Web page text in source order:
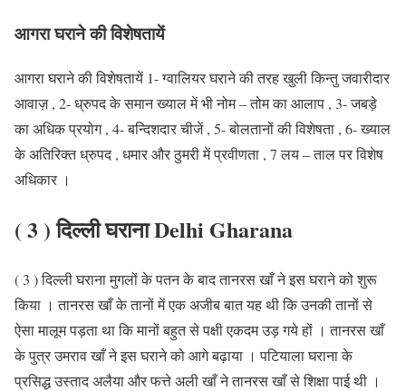
आगरा घराने की विशेषतायें
आगरा घराने की विशेषतायें 1- ग्वालियर घराने की तरह खुली किन्तु जवारीदार
आवाज़ , 2- ध्रुपद के समान ख्याल में भी नोम – तोम का आलाप , 3- जबड़े
का अधिक प्रयोग , 4- बन्दिशदार चीजें , 5- बोलतानों की विशेषता , 6- ख्याल
के अतिरिक्त ध्रुपद , धमार और ठुमरी में प्रवीणता , 7 लय – ताल पर विशेष
अधिकार ।
( 3 ) दिल्ली घराना Delhi Gharana
( 3 ) दिल्ली घराना मुगलों के पतन के बाद तानरस खाँ ने इस घराने को शुरू
किया । तानरस खाँ के तानों में एक अजीब बात यह थी कि उनकी तानों से
ऐसा मालूम पड़ता था कि मानों बहुत से पक्षी एकदम उड़ गये हों । तानरस खाँ
के पुत्र उमराव खाँ ने इस घराने को आगे बढ़ाया । पटियाला घराना के
प्रसिद्ध उस्ताद अलैया और फत्ते अली खाँ ने तानरस खाँ से शिक्षा पाई थी ।